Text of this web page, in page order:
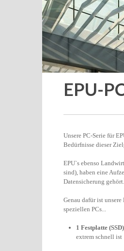
EPU-
Unsere PC-Serie für
Bedürfnisse dieser
EPU`s ebenso
sind), haben eine
Datensicherung gehört.
Genau dafür ist
speziellen PCs...
1 Festplatte (SSD)
extrem schnell ist